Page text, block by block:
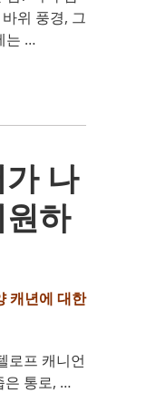
위 풍경, 그
는 …
나
하
캐년에 대한
로프 캐니언
은 통로, …